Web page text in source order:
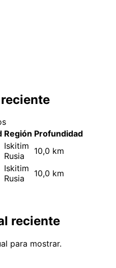
Región Profundidad
Iskitim
Rusia
10,0 km
Iskitim
Rusia
10,0 km
reciente
para mostrar.